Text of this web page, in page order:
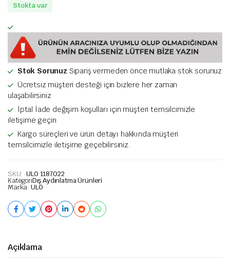
Stokta var
Stok Sorunuz Sipariş vermeden önce mutlaka stok sorunuz
Ücretsiz müşteri desteği için bizlere her zaman
ulaşabilirsiniz
İptal İade değişim koşulları için müşteri temsilcimizle
iletişime geçin
Kargo süreçleri ve ürün detayı hakkında müşteri
temsilcimizle iletişime geçebilirsiniz.
SKU: ULO 1187022
KategoriDış Aydınlatma Ürünleri
Marka: ULO
Açıklama